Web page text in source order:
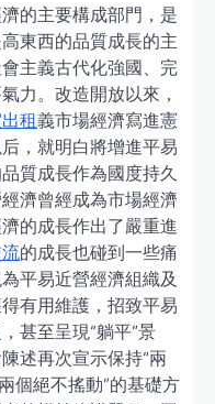
的主要構成部門，是
東西的品質成長的主
主義古代化強國、完
力。改造開放以來，
租義市場經濟寫進憲
，就明白將增進平易
質成長作為國度持久
濟曾經成為市場經濟
的成長作出了嚴重進
的成長也碰到一些痛
平易近營經濟組織及
有用維護，招致平易
甚至呈現“躺平”景
述再次宣示保持“兩
個絕不搖動”的基礎方